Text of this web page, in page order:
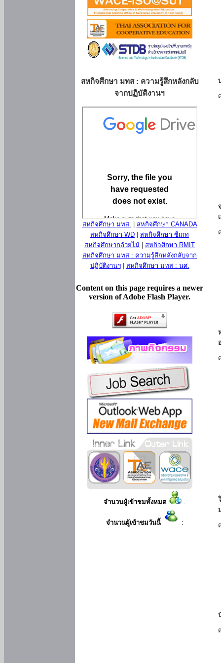
สหกิจศึกษา มทส : ความรู้สึกหลังกลับ
จากปฏิบัติงานฯ
สหกิจศึกษา มทส.
สหกิจศึกษา CANADA
สหกิจศึกษา WD
สหกิจศึกษา ซีเกท
สหกิจศึกษากล้วยไม้
สหกิจศึกษา RMIT
สหกิจศึกษา มทส : ความรู้สึกหลังกลับจาก
ปฏิบัติงานฯ| สหกิจศึกษา มทส : นศ.
Content on this page requires a newer
version of Adobe Flash Player.
จำนวนผู้เข้าชมทั้งหมด :
จำนวนผู้เข้าชมวันนี้ :